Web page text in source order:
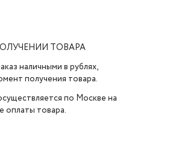
ТОВАРА
наличными в рублях,
получения товара.
по Москве на
оплаты товара.